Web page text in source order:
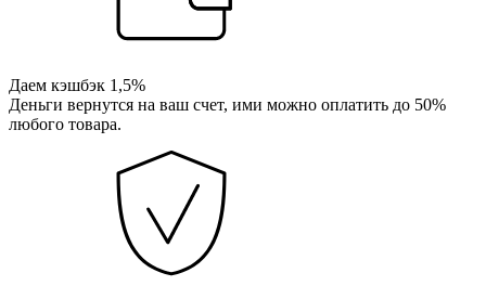
Даем кэшбэк 1,5%
Деньги вернутся на ваш счет, ими можно оплатить до 50%
любого товара.